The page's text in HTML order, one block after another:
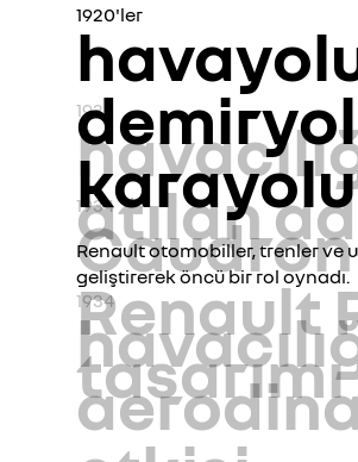
1920'ler
karayolu
Renault otomobiller, trenler ve
geliştirerek öncü bir rol oynadı.
1933
atılan
1934
Renault
tasarımı
1934